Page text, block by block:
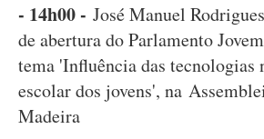
- 14h00 - José Manuel
de abertura do Parlamento
tema 'Influência das tecnologias
escolar dos jovens', na
Madeira